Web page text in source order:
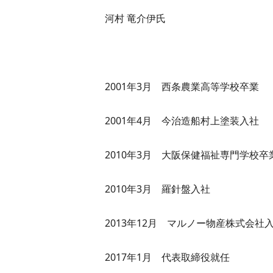
河村 竜介伊氏
​2001年3月 西条農業高等学校卒業
2001年4月 今治造船村上塗装入社
2010年3月 大阪保健福祉専門学校卒
2010年3月 羅針盤入社
2013年12月 マルノー物産株式会社
2017年1月 代表取締役就任